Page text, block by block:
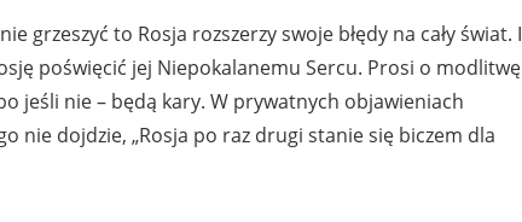
grzeszyć to Rosja rozszerzy swoje błędy na cały świat. I
poświęcić jej Niepokalanemu Sercu. Prosi o modlitwę
jeśli nie – będą kary. W prywatnych objawieniach
nie dojdzie, „Rosja po raz drugi stanie się biczem dla